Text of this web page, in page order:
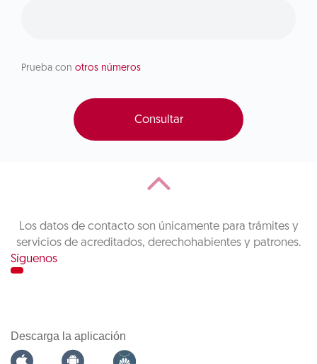
Prueba con otros números
Consultar
Los datos de contacto son únicamente para trámites y
servicios de acreditados, derechohabientes y patrones.
Síguenos
Descarga la aplicación